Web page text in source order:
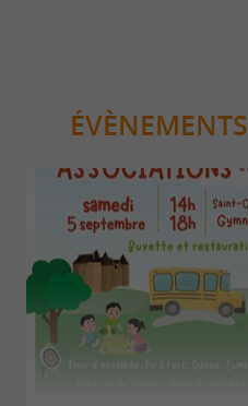
ÉVÈNEMENTS